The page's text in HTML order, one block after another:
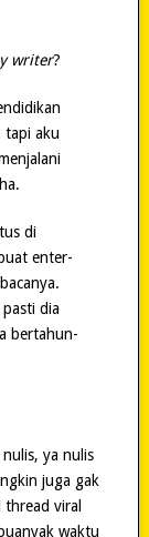
writer?
tapi aku
di
enter-
dia
bertahun-
ya nulis
juga gak
viral
waktu